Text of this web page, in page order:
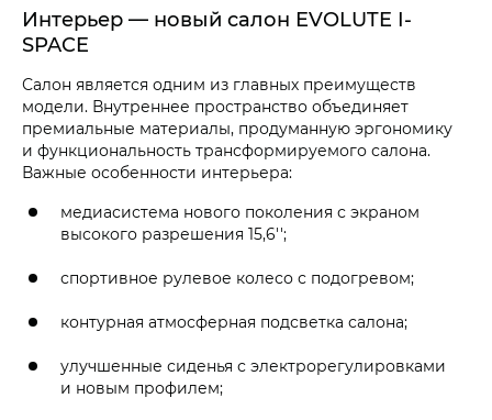
Интерьер — новый салон EVOLUTE I-
SPACE
Салон является одним из главных преимуществ
модели. Внутреннее пространство объединяет
премиальные материалы, продуманную эргономику
и функциональность трансформируемого салона.
Важные особенности интерьера:
медиасистема нового поколения с экраном
высокого разрешения 15,6'';
спортивное рулевое колесо с подогревом;
контурная атмосферная подсветка салона;
улучшенные сиденья с электрорегулировками
и новым профилем;